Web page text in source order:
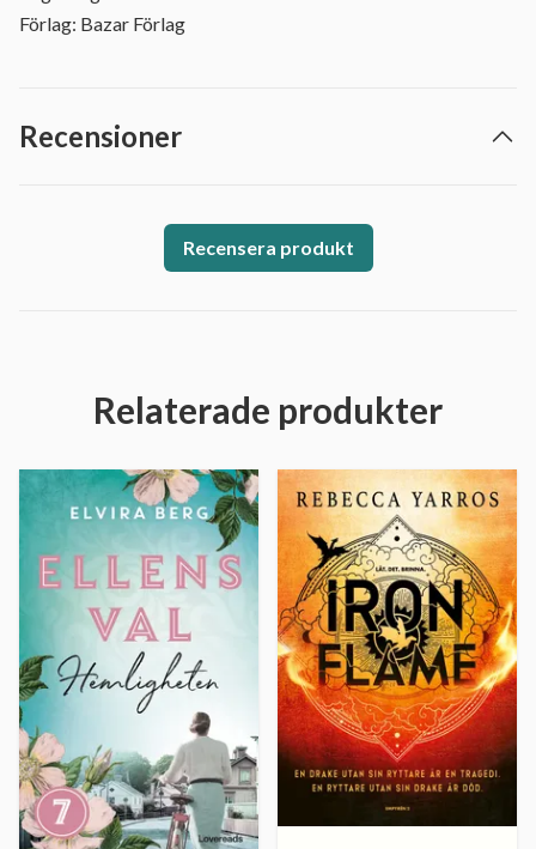
Förlag: Bazar Förlag
Recensioner
Recensera produkt
Relaterade produkter